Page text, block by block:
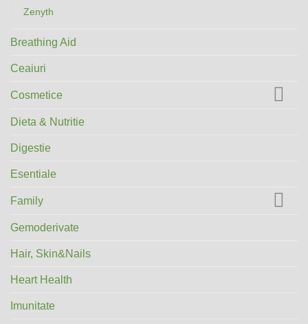
Zenyth
Breathing Aid
Ceaiuri
Cosmetice
Dieta & Nutritie
Digestie
Esentiale
Family
Gemoderivate
Hair, Skin&Nails
Heart Health
Imunitate